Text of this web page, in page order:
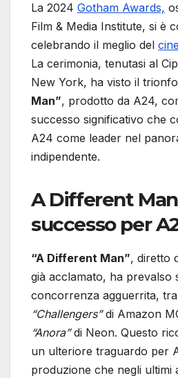
La 2024 Gotham Awards,
Film & Media Institute, si è
celebrando il meglio del
La cerimonia, tenutasi al
New York, ha visto il
Man”, prodotto da A24,
successo significativo che
A24 come leader nel
indipendente.
A Different
successo per
“A Different Man”, diretto
già acclamato, ha prevalso
concorrenza agguerrita,
“Challengers”di Amazon
“Anora”di Neon. Questo
un ulteriore traguardo per
produzione che negli ultimi